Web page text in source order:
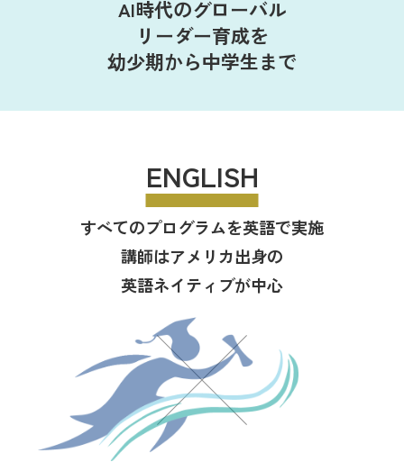
AI時代のグローバル
リーダー育成を
幼少期から中学生まで
ENGLISH
すべてのプログラムを英語で実施
講師はアメリカ出身の
英語ネイティブが中心